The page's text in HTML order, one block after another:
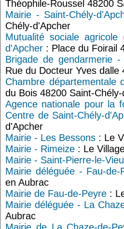
Théophile-Roussel 48200
Mairie - Saint-Chély-
Chély-d'Apcher
Mutualité sociale
d'Apcher : Place du Foirail
Brigade de gendarmerie -
Rue du Docteur Yves
Chambre départementale
du Bois 48200 Saint-
Agence nationale pour la
Centre de Saint-Chély-
d'Apcher
Mairie - Les Bessons : Le
Mairie - Rimeize : Le
Mairie - Saint-Pierre-le-
Mairie déléguée - Fau-de-
en Aubrac
Mairie de Fau-de-Peyre :
Mairie déléguée - La
Aubrac